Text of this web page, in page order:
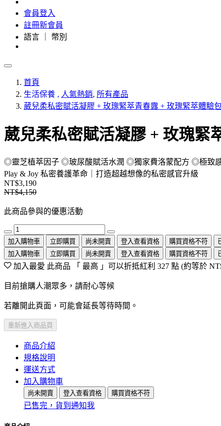
會員登入
註冊新會員
語言 ｜ 幣別
首頁
生活保養 , 人氣熱銷, 所有產品
葳兒柔私密賦活凝膠 + 玫瑰緊萃青春露 + 玫瑰緊萃體驗
葳兒柔私密賦活凝膠 + 玫瑰緊
◎靈芝植萃因子 ◎玻尿酸賦活水潤 ◎獨家費洛蒙配方 ◎極致
Play & Joy 私密養護革命｜打造超越想像的私密感官升級
NT$3,190
NT$4,150
此商品參與的優惠活動
加入購物車 立即購買 尚未開賣 登入查看資格 購買資格不符
加入購物車
立即購買 尚未開賣 登入查看資格 購買資格不符
加入最愛 此商品 「 最高 」可以折抵紅利 327 點 (約等於
目前搶購人潮眾多，請耐心等候
若離開此頁面，可能會延長等待時間。
重新進入商品頁
商品介紹
規格說明
運送方式
加入購物車
尚未開賣 登入查看資格 購買資格不符
已售完，貨到通知我